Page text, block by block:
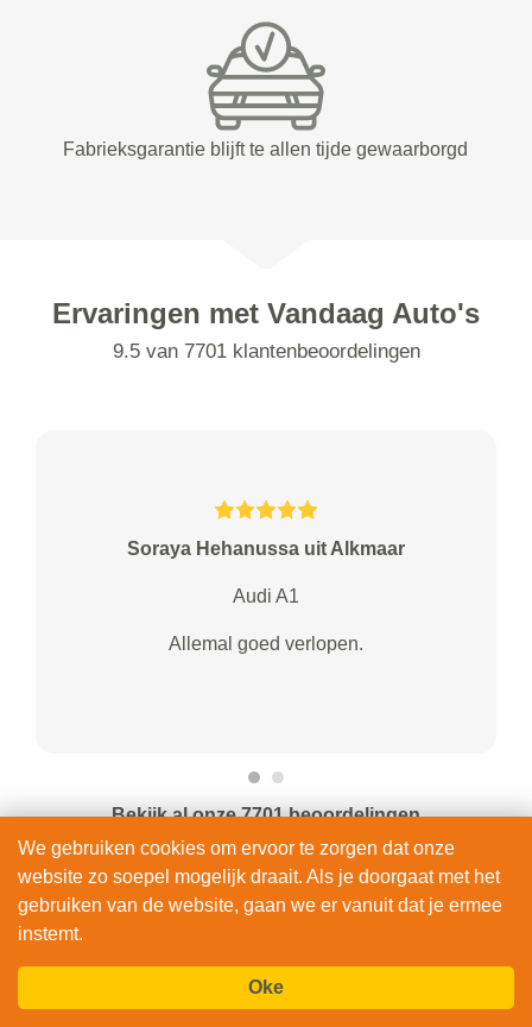
Fabrieksgarantie blijft te allen tijde gewaarborgd
Ervaringen met Vandaag Auto's
9.5 van 7701 klantenbeoordelingen
Soraya Hehanussa uit Alkmaar
Audi A1
Allemal goed verlopen.
Bekijk al onze 7701 beoordelingen
BEKIJK & BOEK
We gebruiken cookies om ervoor te zorgen dat onze
website zo soepel mogelijk draait. Als je doorgaat met het
gebruiken van de website, gaan we er vanuit dat je ermee
instemt.
Oke